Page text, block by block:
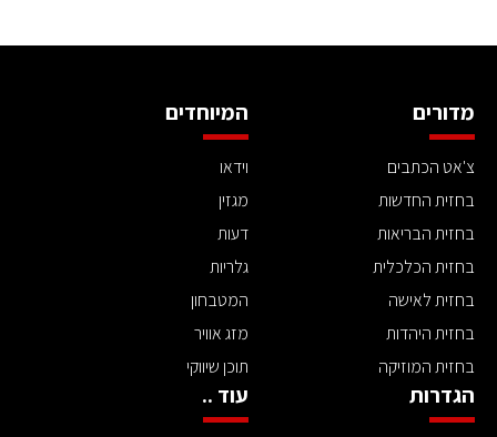
מדורים
צ'אט הכתבים
בחזית החדשות
בחזית הבריאות
בחזית הכלכלית
בחזית לאישה
בחזית היהדות
בחזית המוזיקה
המיוחדים
וידאו
מגזין
דעות
גלריות
המטבחון
מזג אוויר
תוכן שיווקי
הגדרות עוד ..